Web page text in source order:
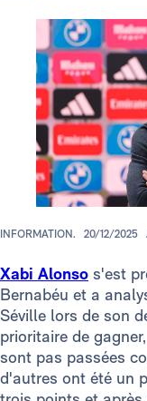
INFORMATION. 20/12/2025
Xabi Alonso s'est
Bernabéu et a
Séville lors de son
prioritaire de
sont pas passées
d'autres ont été un